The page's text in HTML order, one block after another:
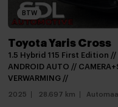
Multimedia-
Multimedia systeem
Navigatie
Navigatiesysteem
Navigatie
BTW
Toyota Yaris Cross
1.5 Hybrid 115 First Edition //
ANDROID AUTO //
VERWARMING //
2025 28.697 km